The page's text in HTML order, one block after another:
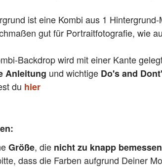
ist eine Kombi aus 1
gut für Portraitfotografie, wie
Backdrop wird mit einer Kante
Anleitung und wichtige Do's and
du hier
Größe, die nicht zu knapp bemessen
dass die Farben aufgrund Deiner